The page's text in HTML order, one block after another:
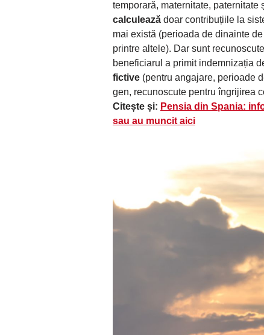
temporară, maternitate,
calculează doar contribuțiile la
mai există (perioada de dinainte
printre altele). Dar sunt
beneficiarul a primit indemnizația
fictive (pentru angajare, perioade
gen, recunoscute pentru îngrijirea
Citește și: Pensia din Spania:
sau au muncit aici